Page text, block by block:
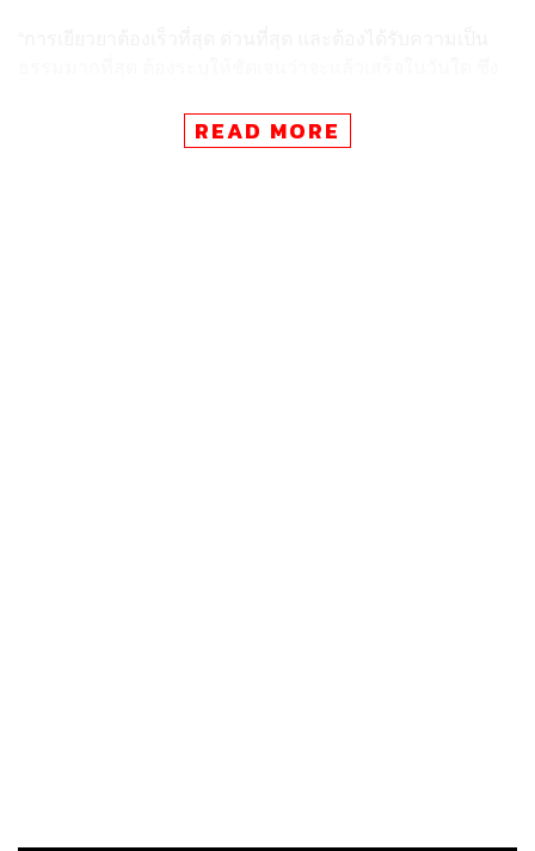
นอกจากนี้ นายกรัฐมนตรีได้สั่งการให้พัฒนาและเพิ่มขีด
READ MORE